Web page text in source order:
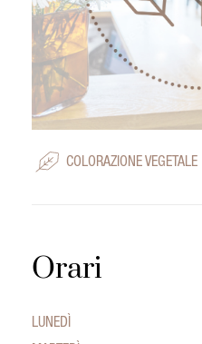
COLORAZIONE VEGETALE
Orari
LUNEDÌ